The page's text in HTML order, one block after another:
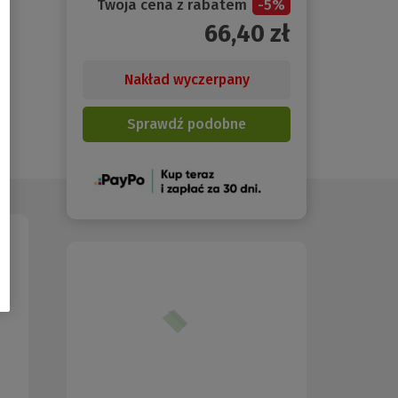
Twoja cena z rabatem -5%
66,40 zł
Nakład wyczerpany
Sprawdź podobne
(Nowe